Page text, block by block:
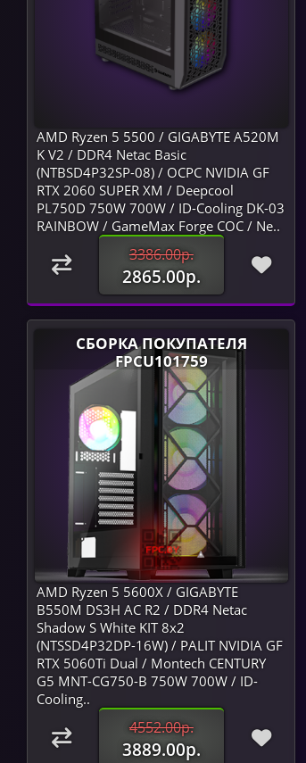
AMD Ryzen 5 5500 / GIGABYTE A520M
K V2 / DDR4 Netac Basic
(NTBSD4P32SP-08) / OCPC NVIDIA GF
RTX 2060 SUPER XM / Deepcool
PL750D 750W 700W / ID-Cooling DK-03
RAINBOW / GameMax Forge COC / Ne..
3386.00р.
2865.00р.
СБОРКА ПОКУПАТЕЛЯ
FPCU101759
AMD Ryzen 5 5600X / GIGABYTE
B550M DS3H AC R2 / DDR4 Netac
Shadow S White KIT 8x2
(NTSSD4P32DP-16W) / PALIT NVIDIA GF
RTX 5060Ti Dual / Montech CENTURY
G5 MNT-CG750-B 750W 700W / ID-
Cooling..
4552.00р.
3889.00р.